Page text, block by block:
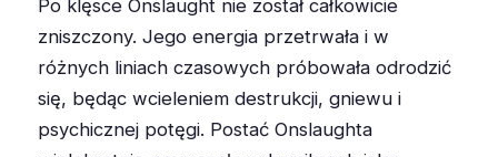
Po klęsce Onslaught nie został całkowicie
zniszczony. Jego energia przetrwała i w
różnych liniach czasowych próbowała odrodzić
się, będąc wcieleniem destrukcji, gniewu i
psychicznej potęgi. Postać Onslaughta